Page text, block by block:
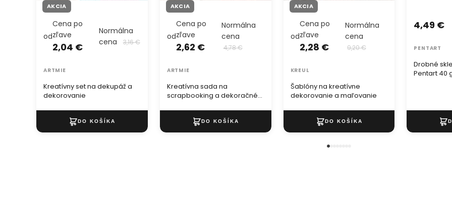
AKCIA
Kreatívny set na dekupáž a
dekorovanie
od
Cena po
zľave
2,04 €
Normálna
cena
3,16 €
ARTMIE
AKCIA
Kreatívna sada na
scrapbooking a dekoračné
od
Cena po
zľave
2,62 €
Normálna
cena
4,78 €
ARTMIE
AKCIA
Šablóny na kreatívne
dekorovanie a maľovanie
od
Cena po
zľave
2,28 €
Normálna
cena
9,20 €
KREUL
Drobné
Pentart 40
4,49 €
PENTART